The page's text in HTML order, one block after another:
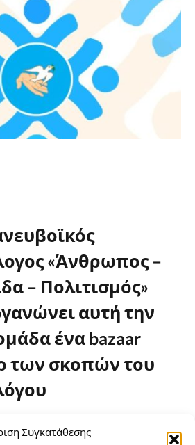
Συγκατάθεσης
«Άνθρωπος –
– Πολιτισμός»
αυτή την
ένα bazaar
των σκοπών του